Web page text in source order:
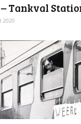
– Tankval
2020